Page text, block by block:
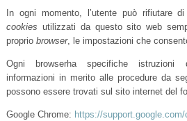
In ogni momento, l’utente può rifiutare
cookies utilizzati da questo sito web
proprio browser, le impostazioni che
Ogni browserha specifiche istruzioni
informazioni in merito alle procedure da
possono essere trovati sul sito internet del
Google Chrome: https://